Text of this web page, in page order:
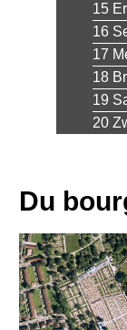
15
16
17
18
19
20
Du